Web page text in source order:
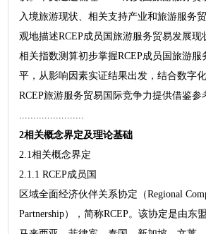
入境旅游现状、相关支持产业和旅游服务
观地描述RCEP成员国旅游服务贸易发展现
相关指数测算初步掌握RCEP成员国旅游
平，从影响因素实证结果出发，结合数字
RCEP旅游服务贸易国际竞争力提供借鉴参
.......................
2相关概念界定及理论基础
2.1相关概念界定
2.1.1 RCEP成员国
区域全面经济伙伴关系协定（Regional
Partnership），简称RCEP。该协定是由东